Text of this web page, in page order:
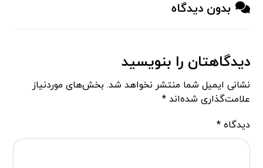
بدون دیدگاه
دیدگاهتان را بنویسید
نشانی ایمیل شما منتشر نخواهد شد. بخش‌های موردنیاز
علامت‌گذاری شده‌اند*
دیدگاه*